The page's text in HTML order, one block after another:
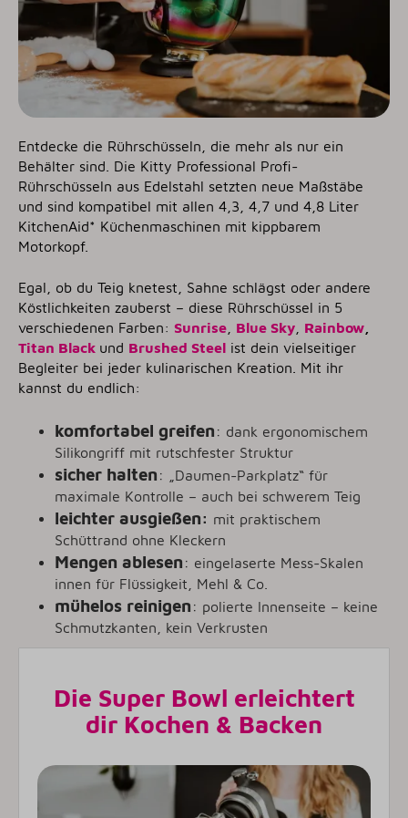
Entdecke die Rührschüsseln, die mehr als nur ein
Behälter sind. Die Kitty Professional Profi-
Rührschüsseln aus Edelstahl setzten neue Maßstäbe
und sind kompatibel mit allen 4,3, 4,7 und 4,8 Liter
KitchenAid* Küchenmaschinen mit kippbarem
Motorkopf.
Egal, ob du Teig knetest, Sahne schlägst oder andere
Köstlichkeiten zauberst – diese Rührschüssel in 5
verschiedenen Farben: Sunrise Blue Sky Rainbow
Titan Black und Brushed Steel ist dein vielseitiger
Begleiter bei jeder kulinarischen Kreation. Mit ihr
kannst du endlich:
komfortabel greifen: dank ergonomischem
Silikongriff mit rutschfester Struktur
sicher halten:
„Daumen-Parkplatz“ für
maximale Kontrolle – auch bei schwerem Teig
leichter ausgießen: mit praktischem
Schüttrand ohne Kleckern
Mengen ablesen: eingelaserte Mess-Skalen
innen für Flüssigkeit, Mehl & Co.
mühelos reinigen: polierte Innenseite – keine
Schmutzkanten, kein Verkrusten
Die Super Bowl erleichtert
dir Kochen & Backen